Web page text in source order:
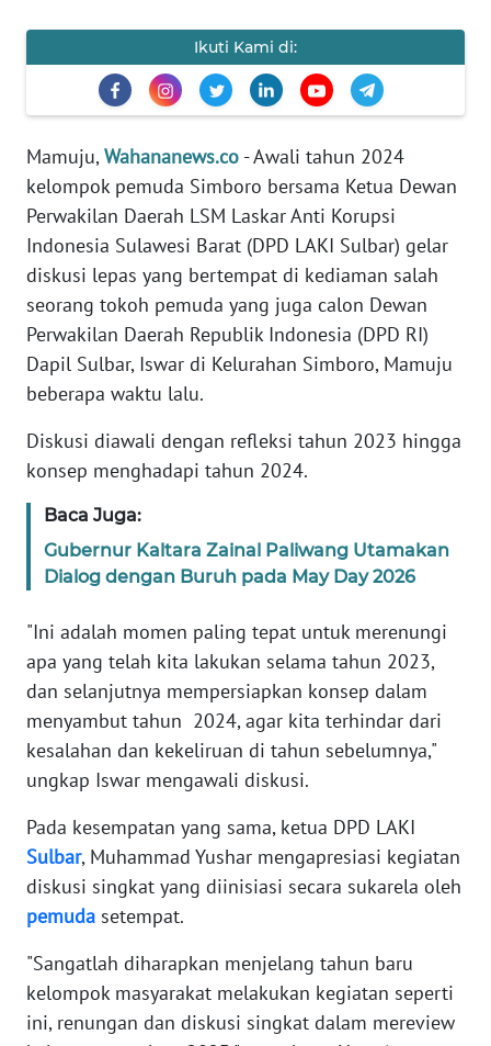
Ikuti Kami di:
Mamuju,Wahananews.co - Awali tahun 2024
kelompok pemuda Simboro bersama Ketua Dewan
Perwakilan Daerah LSM Laskar Anti Korupsi
Indonesia Sulawesi Barat (DPD LAKI Sulbar) gelar
diskusi lepas yang bertempat di kediaman salah
seorang tokoh pemuda yang juga calon Dewan
Perwakilan Daerah Republik Indonesia (DPD RI)
Dapil Sulbar, Iswar di Kelurahan Simboro, Mamuju
beberapa waktu lalu.
Diskusi diawali dengan refleksi tahun 2023 hingga
konsep menghadapi tahun 2024.
Baca Juga:
Gubernur Kaltara Zainal Paliwang Utamakan
Dialog dengan Buruh pada May Day 2026
"Ini adalah momen paling tepat untuk merenungi
apa yang telah kita lakukan selama tahun 2023,
dan selanjutnya mempersiapkan konsep dalam
menyambut tahun 2024, agar kita terhindar dari
kesalahan dan kekeliruan di tahun sebelumnya,"
ungkap Iswar mengawali diskusi.
Pada kesempatan yang sama, ketua DPD LAKI
Sulbar, Muhammad Yushar mengapresiasi kegiatan
diskusi singkat yang diinisiasi secara sukarela oleh
pemuda setempat.
"Sangatlah diharapkan menjelang tahun baru
kelompok masyarakat melakukan kegiatan seperti
ini, renungan dan diskusi singkat dalam mereview
KAMI
PEDOMAN
MEDIA
REDAKSI
KARIR
DISCLAIMER
Wahana
News
WN
WN
JAKARTA
WN
BANTEN
WN
NTT
KEPRI
PAPUA
WN